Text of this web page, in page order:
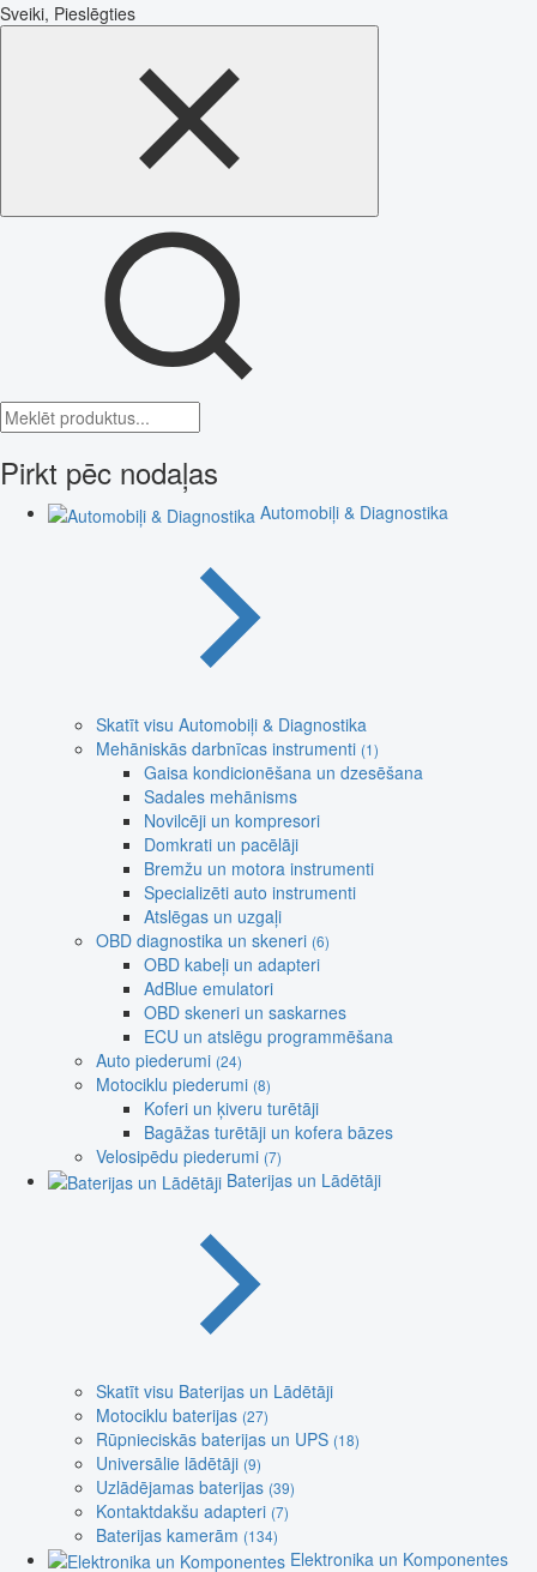
Sveiki, Pieslēgties
Pirkt pēc nodaļas
Automobiļi & Diagnostika
Skatīt visu Automobiļi & Diagnostika
Mehāniskās darbnīcas instrumenti (1)
Gaisa kondicionēšana un dzesēšana
Sadales mehānisms
Novilcēji un kompresori
Domkrati un pacēlāji
Bremžu un motora instrumenti
Specializēti auto instrumenti
Atslēgas un uzgaļi
OBD diagnostika un skeneri (6)
OBD kabeļi un adapteri
AdBlue emulatori
OBD skeneri un saskarnes
ECU un atslēgu programmēšana
Auto piederumi (24)
Motociklu piederumi (8)
Koferi un ķiveru turētāji
Bagāžas turētāji un kofera bāzes
Velosipēdu piederumi (7)
Baterijas un Lādētāji
Skatīt visu Baterijas un Lādētāji
Motociklu baterijas (27)
Rūpnieciskās baterijas un UPS (18)
Universālie lādētāji (9)
Uzlādējamas baterijas (39)
Kontaktdakšu adapteri (7)
Baterijas kamerām (134)
Elektronika un Komponentes